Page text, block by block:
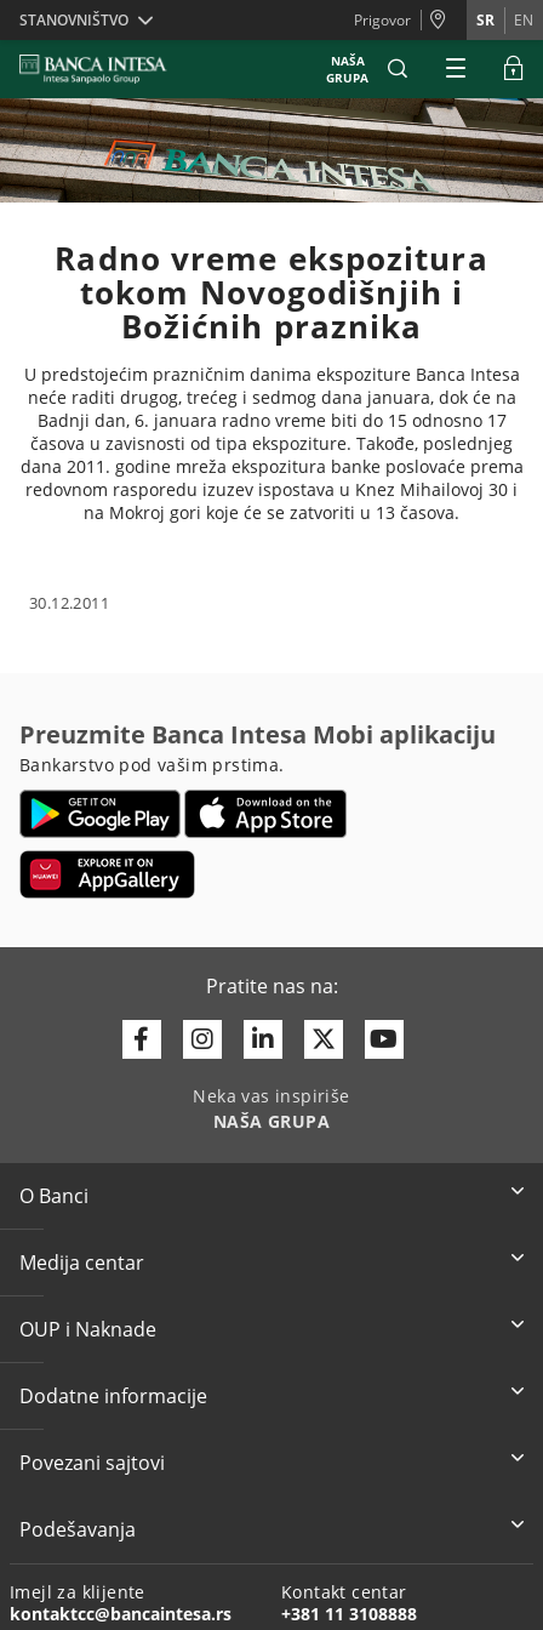
Skiplinks
STANOVNIŠTVO Prigovor SR EN
NAŠA
GRUPA
Radno vreme ekspozitura
tokom Novogodišnjih i
Božićnih praznika
U predstojećim prazničnim danima ekspoziture Banca Intesa
neće raditi drugog, trećeg i sedmog dana januara, dok će na
Badnji dan, 6. januara radno vreme biti do 15 odnosno 17
časova u zavisnosti od tipa ekspoziture. Takođe, poslednjeg
dana 2011. godine mreža ekspozitura banke poslovaće prema
redovnom rasporedu izuzev ispostava u Knez Mihailovoj 30 i
na Mokroj gori koje će se zatvoriti u 13 časova.
30.12.2011
Preuzmite Banca Intesa Mobi aplikaciju
Bankarstvo pod vašim prstima.
Pratite nas na:
FacebookInstagram
LinkedinTwitter
Neka vas inspiriše
NAŠA GRUPA
O Banci
Medija centar
OUP i Naknade
Dodatne informacije
Povezani sajtovi
Podešavanja
Imejl za klijente
kontaktcc@bancaintesa.rs
Kontakt centar
+381 11 3108888